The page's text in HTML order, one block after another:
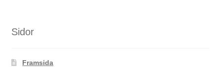
Sidor
Framsida